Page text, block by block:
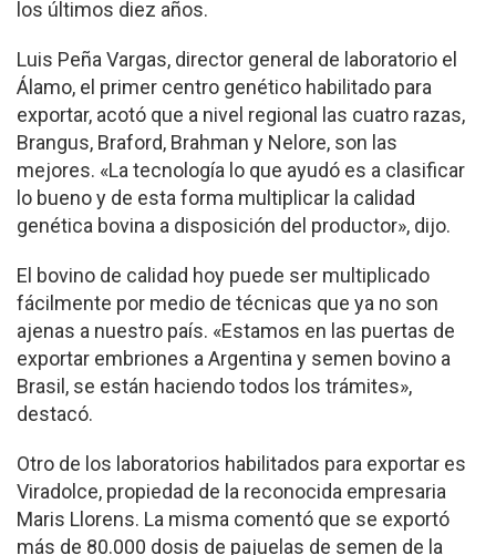
los últimos diez años.
Luis Peña Vargas, director general de laboratorio el
Álamo, el primer centro genético habilitado para
exportar, acotó que a nivel regional las cuatro razas,
Brangus, Braford, Brahman y Nelore, son las
mejores. «La tecnología lo que ayudó es a clasificar
lo bueno y de esta forma multiplicar la calidad
genética bovina a disposición del productor», dijo.
El bovino de calidad hoy puede ser multiplicado
fácilmente por medio de técnicas que ya no son
ajenas a nuestro país. «Estamos en las puertas de
exportar embriones a Argentina y semen bovino a
Brasil, se están haciendo todos los trámites»,
destacó.
Otro de los laboratorios habilitados para exportar es
Viradolce, propiedad de la reconocida empresaria
Maris Llorens. La misma comentó que se exportó
más de 80.000 dosis de pajuelas de semen de la